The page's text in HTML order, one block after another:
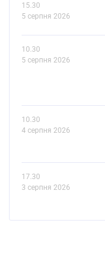
15.30
5 серпня 2026
10.30
5 серпня 2026
10.30
4 серпня 2026
17.30
3 серпня 2026